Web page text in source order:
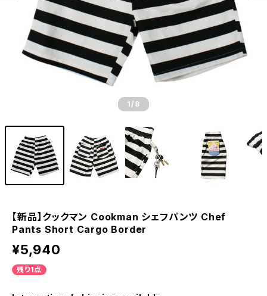
1 /8
【新品】クックマン Cookman シェフパンツ Chef
Pants Short Cargo Border
¥5,940
残り1点